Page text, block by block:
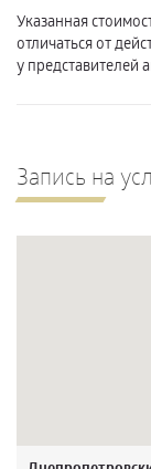
Запись на
Указанная
отличаться от
у представителей